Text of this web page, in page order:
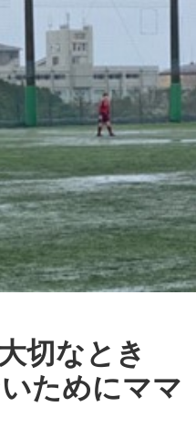
切なとき
ためにママ